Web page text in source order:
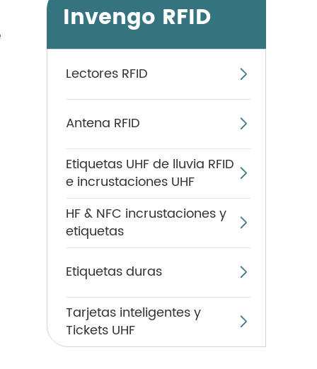
Invengo RFID
Lectores RFID 
Antena RFID 
Etiquetas UHF de lluvia RFID
e incrustaciones UHF

HF & NFC incrustaciones y
etiquetas

Etiquetas duras 
Tarjetas inteligentes y
Tickets UHF
